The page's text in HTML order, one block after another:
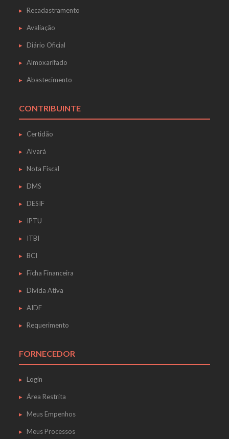
Recadastramento
Avaliação
Diário Oficial
Almoxarifado
Abastecimento
CONTRIBUINTE
Certidão
Alvará
Nota Fiscal
DMS
DESIF
IPTU
ITBI
BCI
Ficha Financeira
Dívida Ativa
AIDF
Requerimento
FORNECEDOR
Login
Área Restrita
Meus Empenhos
Meus Processos